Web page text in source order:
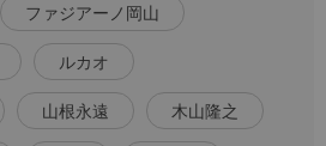
ファジアーノ岡山
ルカオ
山根永遠 木山隆之